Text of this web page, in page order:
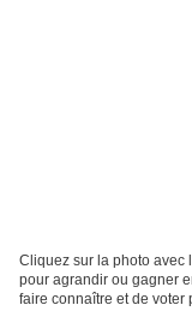
Cliquez sur la photo avec
pour agrandir ou gagner
faire connaître et de voter